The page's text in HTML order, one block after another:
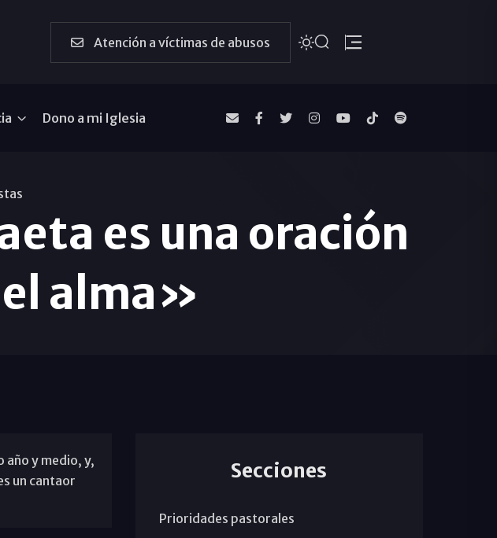
Atención a víctimas de abusos
Dono a mi Iglesia
es una oración
alma»
año y medio, y,
un cantaor
Secciones
Prioridades pastorales